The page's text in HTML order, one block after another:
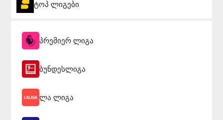
ტოპ ლიგები
პრემიერ ლიგა
ბუნდესლიგა
ლა ლიგა